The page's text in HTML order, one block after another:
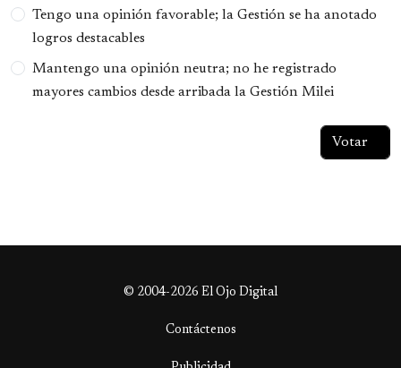
Tengo una opinión favorable; la Gestión se ha anotado
logros destacables
Mantengo una opinión neutra; no he registrado
mayores cambios desde arribada la Gestión Milei
© 2004-2026 El Ojo Digital
Contáctenos